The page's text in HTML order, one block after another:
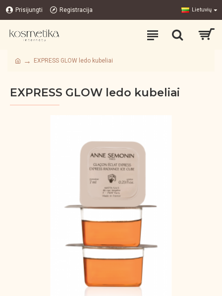
Prisijungti Registracija Lietuvių
EXPRESS GLOW ledo kubeliai
EXPRESS GLOW ledo kubeliai